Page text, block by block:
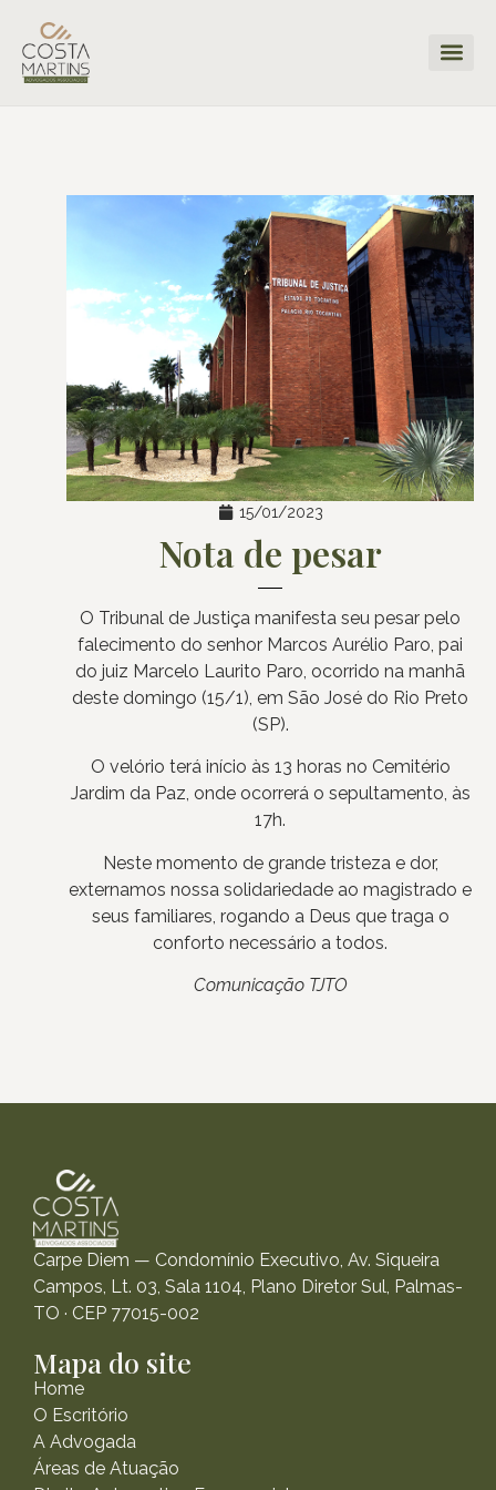
15/01/2023
Nota de pesar
O Tribunal de Justiça manifesta seu pesar pelo
falecimento do senhor Marcos Aurélio Paro, pai
do juiz Marcelo Laurito Paro, ocorrido na manhã
deste domingo (15/1), em São José do Rio Preto
(SP).
O velório terá início às 13 horas no Cemitério
Jardim da Paz, onde ocorrerá o sepultamento, às
17h.
Neste momento de grande tristeza e dor,
externamos nossa solidariedade ao magistrado e
seus familiares, rogando a Deus que traga o
conforto necessário a todos.
Comunicação TJTO
Carpe Diem — Condomínio Executivo, Av. Siqueira
Campos, Lt. 03, Sala 1104, Plano Diretor Sul, Palmas-
TO · CEP 77015-002
Mapa do site
Home
O Escritório
A Advogada
Áreas de Atuação